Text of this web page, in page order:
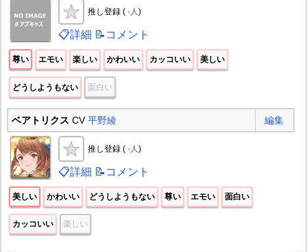
推し登録 ( -人)
📋詳細 📝コメント
尊い エモい 楽しい かわいい カッコいい 美しい
どうしようもない 面白い
ベアトリクス CV平野綾 編集
推し登録 ( -人)
📋詳細 📝コメント
美しい かわいい どうしようもない 尊い エモい 面白い
カッコいい 楽しい